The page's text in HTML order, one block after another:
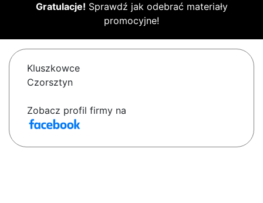
Gratulacje! Sprawdź jak odebrać materiały
promocyjne!
Kluszkowce
Czorsztyn
Zobacz profil firmy na